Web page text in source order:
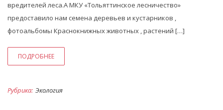
вредителей леса.А МКУ «Тольяттинское лесничество»
предоставило нам семена деревьев и кустарников ,
фотоальбомы Краснокнижных животных , растений […]
ПОДРОБНЕЕ
Рубрика: Экология